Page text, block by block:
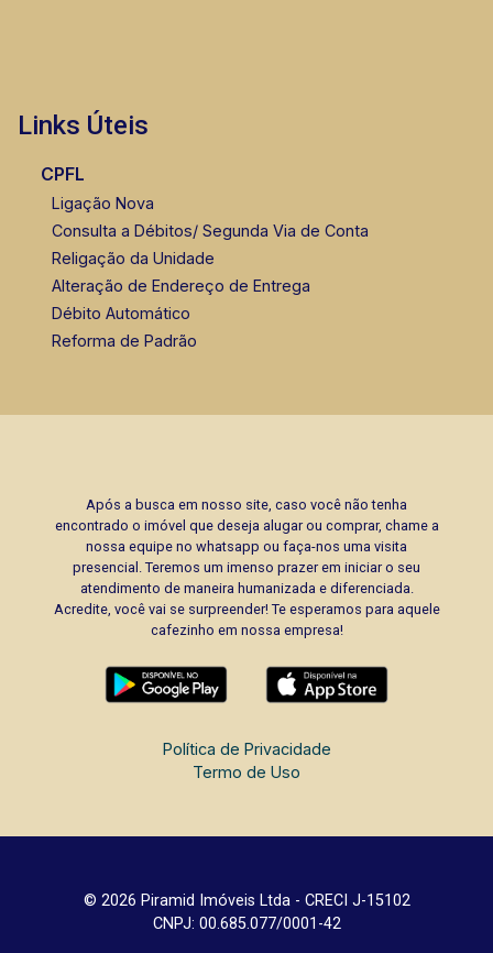
Links Úteis
CPFL
Ligação Nova
Consulta a Débitos/ Segunda Via de Conta
Religação da Unidade
Alteração de Endereço de Entrega
Débito Automático
Reforma de Padrão
Após a busca em nosso site, caso você não tenha
encontrado o imóvel que deseja alugar ou comprar, chame a
nossa equipe no whatsapp ou faça-nos uma visita
presencial. Teremos um imenso prazer em iniciar o seu
atendimento de maneira humanizada e diferenciada.
Acredite, você vai se surpreender! Te esperamos para aquele
cafezinho em nossa empresa!
Política de Privacidade
Termo de Uso
© 2026 Piramid Imóveis Ltda - CRECI J-15102
CNPJ: 00.685.077/0001-42